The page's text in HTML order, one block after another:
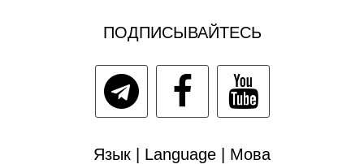
ПОДПИСЫВАЙТЕСЬ
Язык | Language | Мова